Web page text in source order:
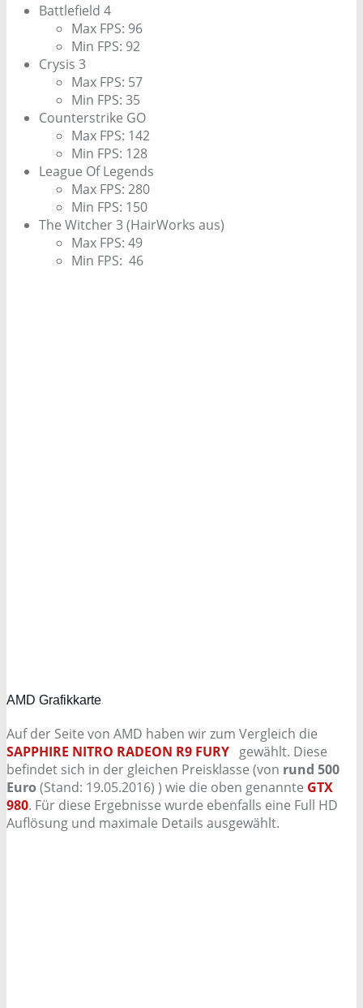
Battlefield 4
Max FPS: 96
Min FPS: 92
Crysis 3
Max FPS: 57
Min FPS: 35
Counterstrike GO
Max FPS: 142
Min FPS: 128
League Of Legends
Max FPS: 280
Min FPS: 150
The Witcher 3 (HairWorks aus)
Max FPS: 49
Min FPS: 46
AMD Grafikkarte
Auf der Seite von AMD haben wir zum Vergleich die
SAPPHIRE NITRO RADEON R9 FURY gewählt. Diese
befindet sich in der gleichen Preisklasse (von rund 500
Euro(Stand: 19.05.2016) ) wie die oben genannte GTX
980. Für diese Ergebnisse wurde ebenfalls eine Full HD
Auflösung und maximale Details ausgewählt.